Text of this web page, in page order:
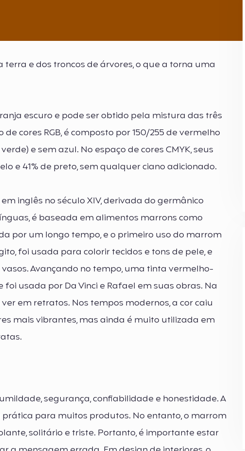
e dos troncos de árvores, o que a torna uma
escuro e pode ser obtido pela mistura das três
cores RGB, é composto por 150/255 de vermelho
e sem azul. No espaço de cores CMYK, seus
e 41% de preto, sem qualquer ciano adicionado.
inglês no século XIV, derivada do germânico
é baseada em alimentos marrons como
por um longo tempo, e o primeiro uso do marrom
foi usada para colorir tecidos e tons de pele, e
Avançando no tempo, uma tinta vermelho-
usada por Da Vinci e Rafael em suas obras. Na
em retratos. Nos tempos modernos, a cor caiu
mais vibrantes, mas ainda é muito utilizada em
segurança, confiabilidade e honestidade. A
para muitos produtos. No entanto, o marrom
solitário e triste. Portanto, é importante estar